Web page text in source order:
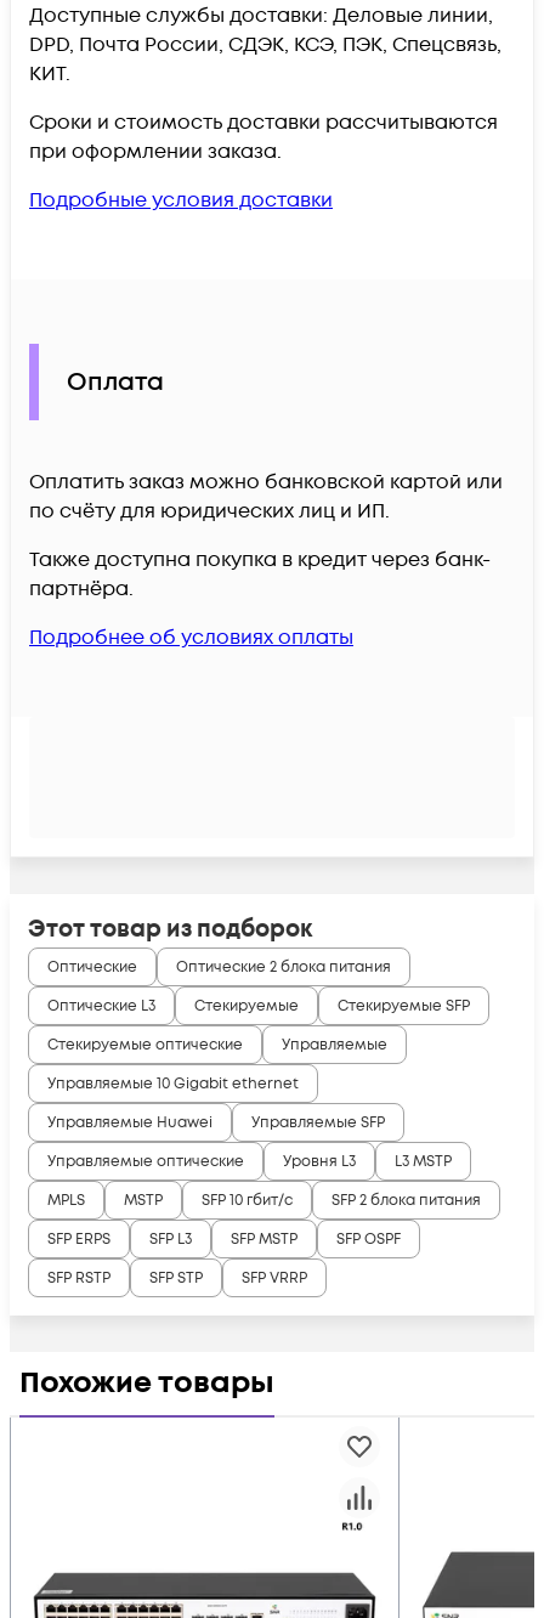
Доступные службы доставки: Деловые линии,
DPD, Почта России, СДЭК, КСЭ, ПЭК, Спецсвязь,
КИТ.
Сроки и стоимость доставки рассчитываются
при оформлении заказа.
Подробные условия доставки
Оплата
Оплатить заказ можно банковской картой или
по счёту для юридических лиц и ИП.
Также доступна покупка в кредит через банк-
партнёра.
Подробнее об условиях оплаты
Этот товар из подборок
Оптические
Оптические 2 блока питания
Оптические L3
Стекируемые
Стекируемые SFP
Стекируемые оптические
Управляемые
Управляемые 10 Gigabit ethernet
Управляемые Huawei
Управляемые SFP
Управляемые оптические
Уровня L3
L3 MSTP
MPLS
MSTP SFP 10 гбит/с
SFP 2 блока питания
SFP ERPS
SFP L3 SFP MSTP
SFP OSPF
SFP RSTP
SFP STP SFP VRRP
Похожие товары